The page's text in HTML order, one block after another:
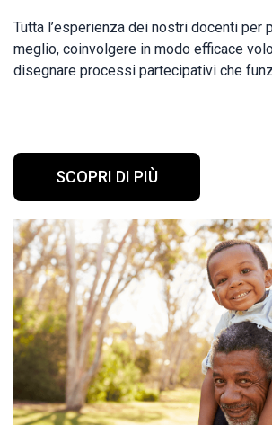
Tutta l’esperienza dei nostri docenti per
meglio, coinvolgere in modo efficace
disegnare processi partecipativi che
SCOPRI DI PIÙ